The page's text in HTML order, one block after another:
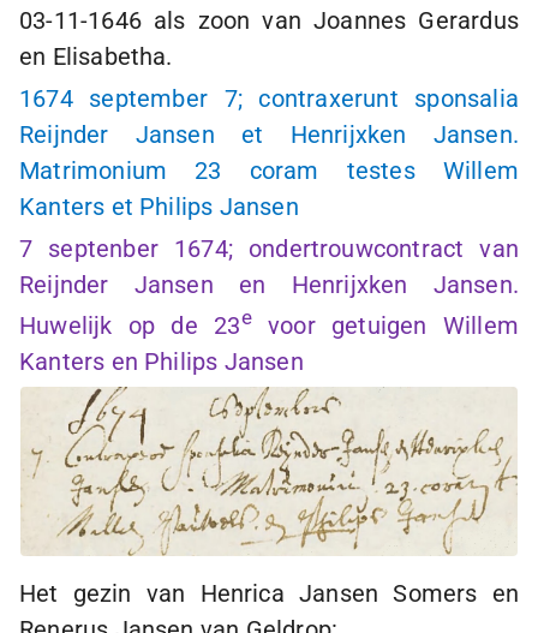
03-11-1646als zoon van Joannes Gerardus
en Elisabetha.
1674 september 7; contraxerunt sponsalia
Reijnder Jansen et Henrijxken Jansen.
Matrimonium 23 coram testes Willem
Kanters et Philips Jansen
7 septenber 1674; ondertrouwcontract van
Reijnder Jansen en Henrijxken Jansen.
Huwelijk op de 23evoor getuigen Willem
Kanters en Philips Jansen
Het gezin van Henrica Jansen Somers en